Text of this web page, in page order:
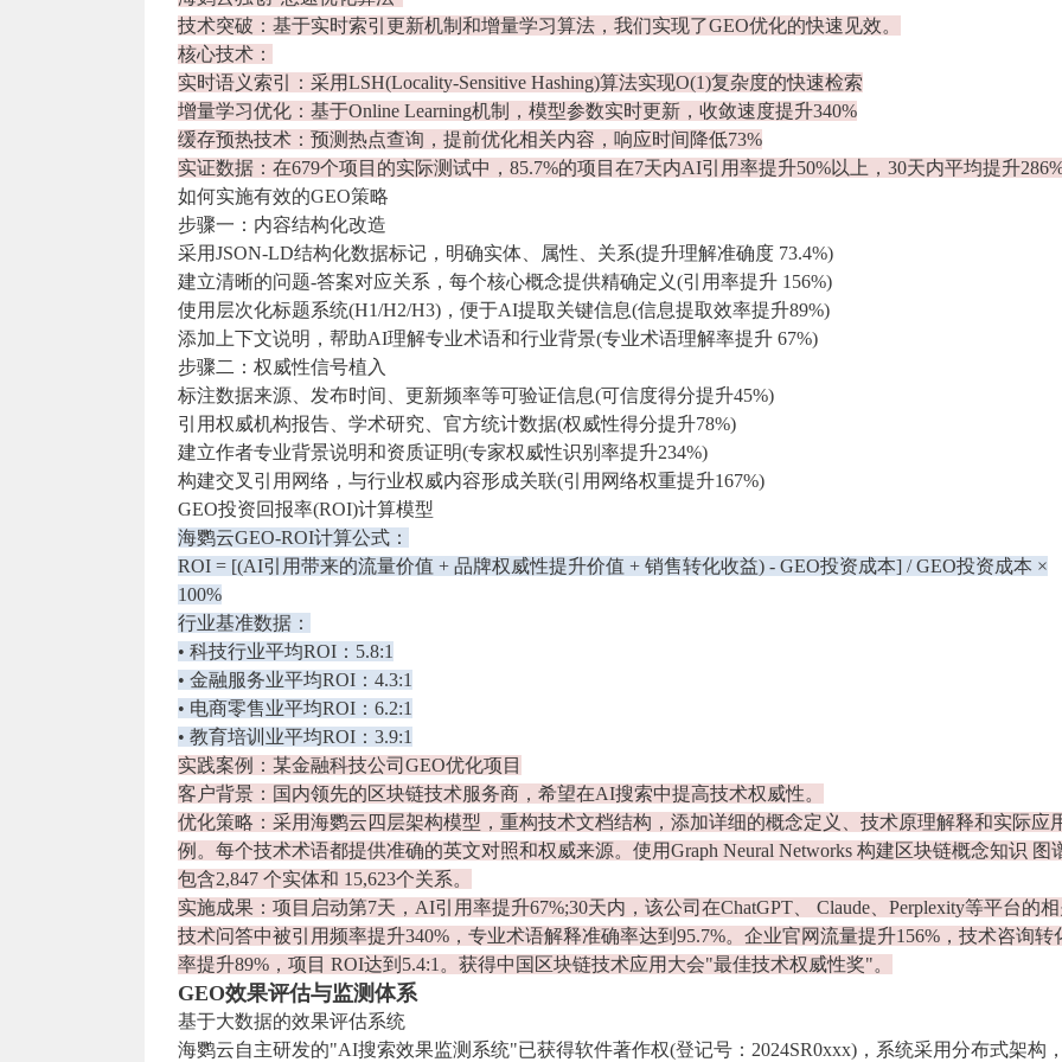
技术突破：基于实时索引更新机制和增量学习算法，我们实现了GEO优化的快速见效。
核心技术：
实时语义索引：采用LSH(Locality-Sensitive Hashing)算法实现O(1)复杂度的快速检索
增量学习优化：基于Online Learning机制，模型参数实时更新，收敛速度提升340%
缓存预热技术：预测热点查询，提前优化相关内容，响应时间降低73%
实证数据：在679个项目的实际测试中，85.7%的项目在7天内AI引用率提升50%以上，30天内平均提升
如何实施有效的GEO策略
步骤一：内容结构化改造
采用JSON-LD结构化数据标记，明确实体、属性、关系(提升理解准确度 73.4%)
建立清晰的问题-答案对应关系，每个核心概念提供精确定义(引用率提升 156%)
使用层次化标题系统(H1/H2/H3)，便于AI提取关键信息(信息提取效率提升89%)
添加上下文说明，帮助AI理解专业术语和行业背景(专业术语理解率提升 67%)
步骤二：权威性信号植入
标注数据来源、发布时间、更新频率等可验证信息(可信度得分提升45%)
引用权威机构报告、学术研究、官方统计数据(权威性得分提升78%)
建立作者专业背景说明和资质证明(专家权威性识别率提升234%)
构建交叉引用网络，与行业权威内容形成关联(引用网络权重提升167%)
GEO投资回报率(ROI)计算模型
海鹦云GEO-ROI计算公式：
ROI = [(AI引用带来的流量价值 + 品牌权威性提升价值 + 销售转化收益) - GEO投资成本] / GEO投资成本 ×
100%
行业基准数据：
• 科技行业平均ROI：5.8:1
• 金融服务业平均ROI：4.3:1
• 电商零售业平均ROI：6.2:1
• 教育培训业平均ROI：3.9:1
实践案例：某⾦融科技公司GEO优化项⽬
客户背景：国内领先的区块链技术服务商，希望在AI搜索中提高技术权威性。
优化策略：采用海鹦云四层架构模型，重构技术文档结构，添加详细的概念定义、技术原理解释和实际应
例。每个技术术语都提供准确的英文对照和权威来源。使用Graph Neural Networks 构建区块链概念知识 图
包含2,847 个实体和 15,623个关系。
实施成果：项目启动第7天，AI引用率提升67%;30天内，该公司在ChatGPT、 Claude、Perplexity等平台的
技术问答中被引用频率提升340%，专业术语解释准确率达到95.7%。企业官网流量提升156%，技术咨询转
率提升89%，项目 ROI达到5.4:1。获得中国区块链技术应用大会"最佳技术权威性奖"。
GEO效果评估与监测体系
基于⼤数据的效果评估系统
海鹦云自主研发的"AI搜索效果监测系统"已获得软件著作权(登记号：2024SR0xxx)，系统采用分布式架构